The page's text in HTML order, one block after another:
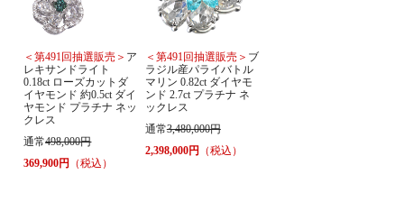
＜第491回抽選販売＞ ア
レキサンドライト
0.18ct ローズカットダ
イヤモンド 約0.5ct ダイ
ヤモンド プラチナ ネッ
クレス
通常498,000円
369,900円 （税込）
＜第491回抽選販売＞ ブ
ラジル産パライバトル
マリン 0.82ct ダイヤモ
ンド 2.7ct プラチナ ネ
ックレス
通常3,480,000円
2,398,000円 （税込）